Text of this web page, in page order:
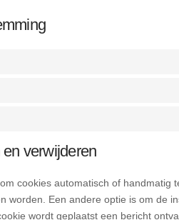
verwijderen
cookies automatisch of handmatig
worden. Een andere optie is om de
wordt geplaatst een bericht